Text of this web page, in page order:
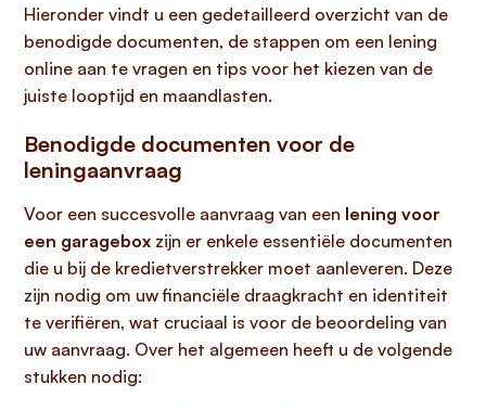
Hieronder vindt u een gedetailleerd overzicht van de
benodigde documenten, de stappen om een lening
online aan te vragen en tips voor het kiezen van de
juiste looptijd en maandlasten.
Benodigde documenten voor de
leningaanvraag
Voor een succesvolle aanvraag van een lening voor
een garagebox zijn er enkele essentiële documenten
die u bij de kredietverstrekker moet aanleveren. Deze
zijn nodig om uw financiële draagkracht en identiteit
te verifiëren, wat cruciaal is voor de beoordeling van
uw aanvraag. Over het algemeen heeft u de volgende
stukken nodig: